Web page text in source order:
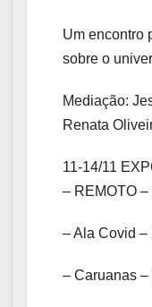
Um encontro
sobre o
Mediação:
Renata
11-14/11
– REMOTO
– Ala Covid –
– Caruanas